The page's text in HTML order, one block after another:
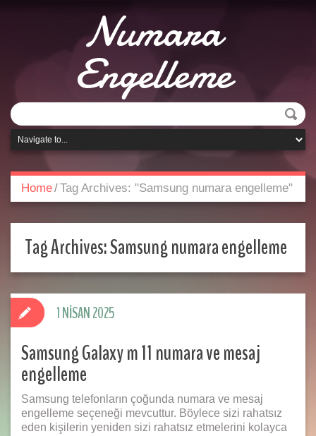
Numara
Engelleme
Home/Tag Archives: "Samsung numara engelleme"
Tag Archives:Samsung numara engelleme
Samsung Galaxy m 11 numara ve mesaj
engelleme
Samsung telefonların çoğunda numara ve mesaj
engelleme seçeneği mevcuttur. Böylece sizi rahatsız
eden kişilerin yeniden sizi rahatsız etmelerini kolayca
1 NISAN 2025